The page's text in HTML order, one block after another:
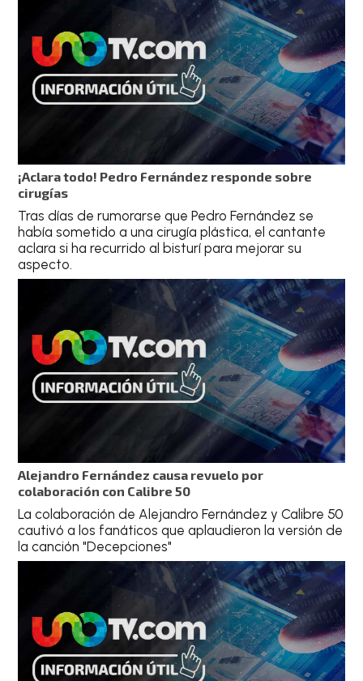
¡Aclara todo! Pedro Fernández responde sobre
cirugías
Tras días de rumorarse que Pedro Fernández se
había sometido a una cirugía plástica, el cantante
aclara si ha recurrido al bisturí para mejorar su
aspecto.
Alejandro Fernández causa revuelo por
colaboración con Calibre 50
La colaboración de Alejandro Fernández y Calibre 50
cautivó a los fanáticos que aplaudieron la versión de
la canción "Decepciones"